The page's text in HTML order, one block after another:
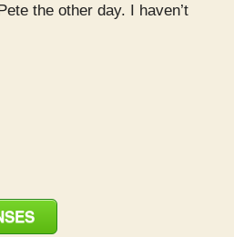
the other day. I haven’t